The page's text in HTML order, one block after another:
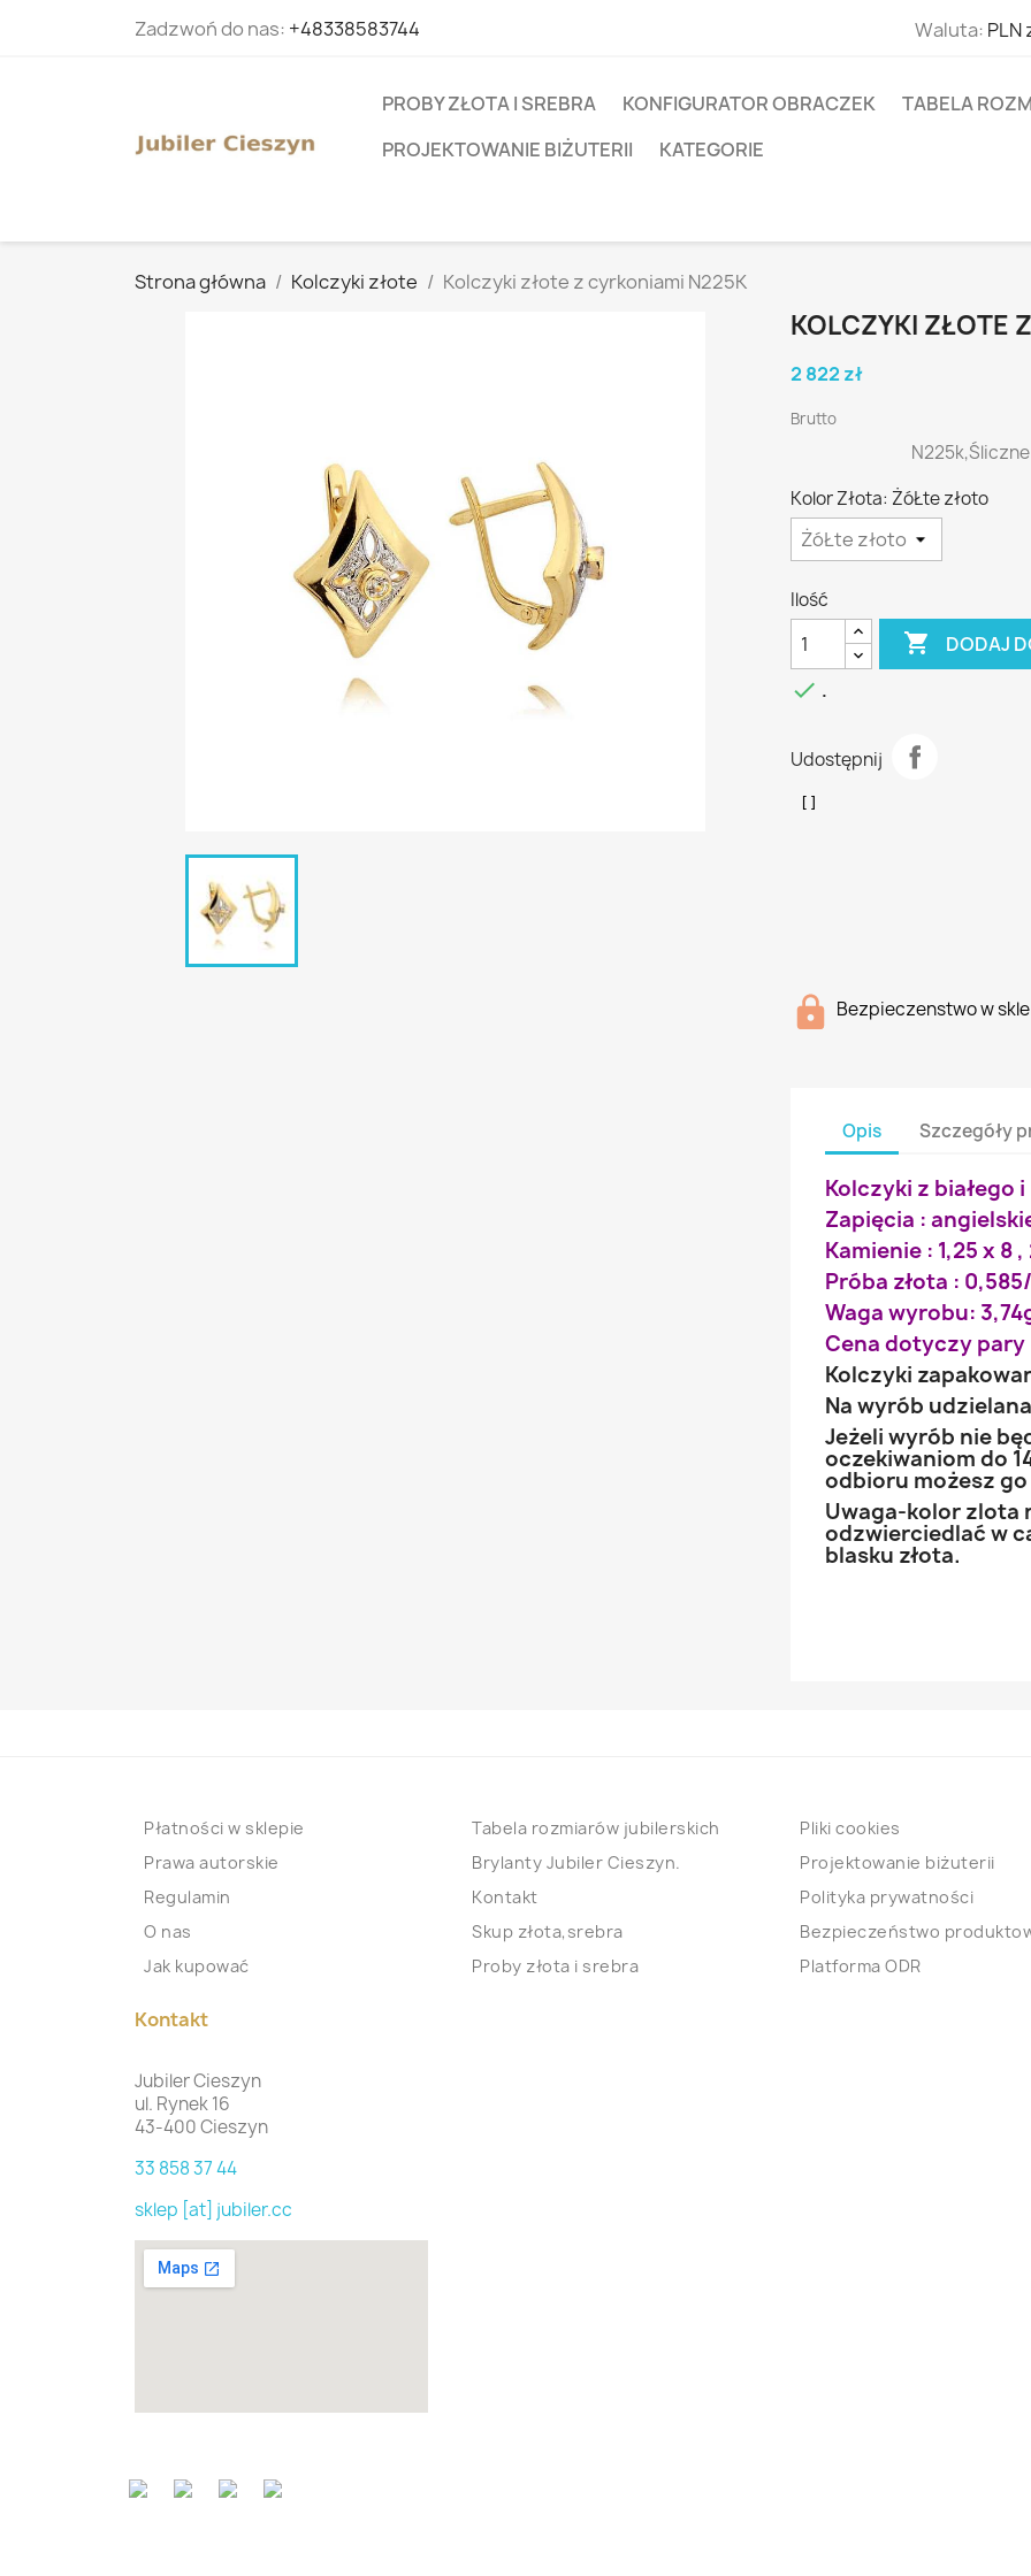
Zadzwoń do nas: +48338583744 Waluta: PLN
PROBY ZŁOTA I SREBRA KONFIGURATOR OBRACZEK
TABELA
PROJEKTOWANIE BIŻUTERII
KATEGORIE
Strona główna Kolczyki złote Kolczyki złote z cyrkoniami N225K
KOLCZYKI ZŁOTE
2 822 zł
Brutto
Kolor Złota: ŻóŁte złoto
Ilość
 DODAJ
 .
Udostępnij
Bezpieczenstwo w
Opis Szczegóły
Kolczyki z białego
Zapięcia :
Kamienie : 1,25 x 8
Próba złota :
Waga wyrobu:
Cena dotyczy
Kolczyki
Na wyrób
Jeżeli wyrób nie
oczekiwaniom do
odbioru możesz
Uwaga-kolor zlota
odzwierciedlać w
blasku złota.
Płatności w sklepie
Prawa autorskie
Regulamin
O nas
Jak kupować
Tabela rozmiarów jubilerskich
Brylanty Jubiler Cieszyn.
Kontakt
Skup złota,srebra
Proby złota i srebra
Pliki cookies
Projektowanie biżuterii
Polityka prywatności
Bezpieczeństwo
Platforma ODR
Kontakt
Jubiler Cieszyn
ul. Rynek 16
43-400 Cieszyn
33 858 37 44
sklep [at] jubiler.cc